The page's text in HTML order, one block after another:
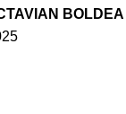
BOLDEA